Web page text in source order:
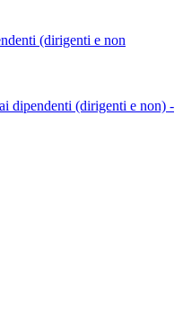
(dirigenti e non
dipendenti (dirigenti e non) -